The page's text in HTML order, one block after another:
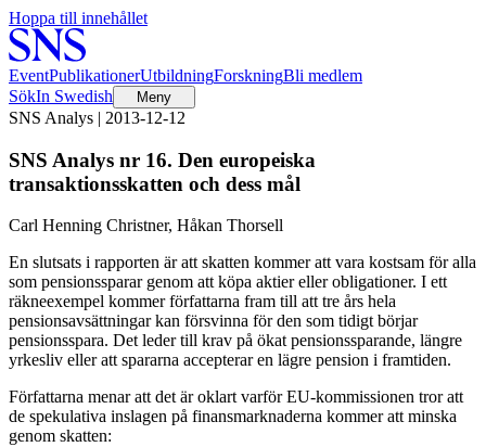
Hoppa till innehållet
EventPublikationerUtbildningForskningBli medlem
SökIn Swedish Meny
SNS Analys | 2013-12-12
SNS Analys nr 16. Den europeiska
transaktionsskatten och dess mål
Carl Henning Christner, Håkan Thorsell
En slutsats i rapporten är att skatten kommer att vara kostsam för alla
som pensionssparar genom att köpa aktier eller obligationer. I ett
räkneexempel kommer författarna fram till att tre års hela
pensionsavsättningar kan försvinna för den som tidigt börjar
pensionsspara. Det leder till krav på ökat pensionssparande, längre
yrkesliv eller att spararna accepterar en lägre pension i framtiden.
Författarna menar att det är oklart varför EU-kommissionen tror att
de spekulativa inslagen på finansmarknaderna kommer att minska
genom skatten: